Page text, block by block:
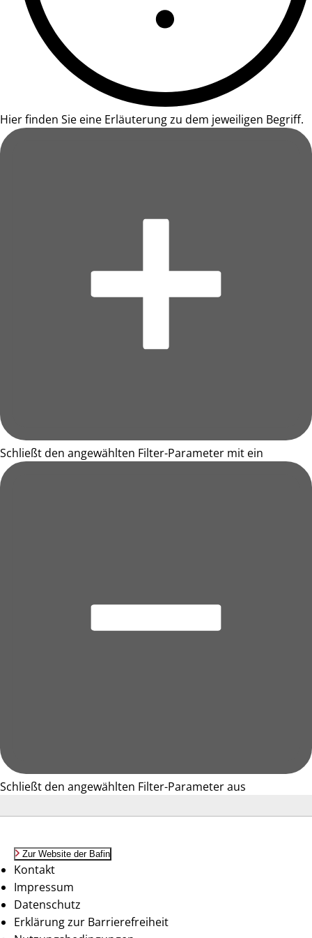
Hier finden Sie eine Erläuterung zu dem jeweiligen Begriff.
Schließt den angewählten Filter-Parameter mit ein
Schließt den angewählten Filter-Parameter aus
Zur Website der Bafin
Kontakt
Impressum
Datenschutz
Erklärung zur Barrierefreiheit